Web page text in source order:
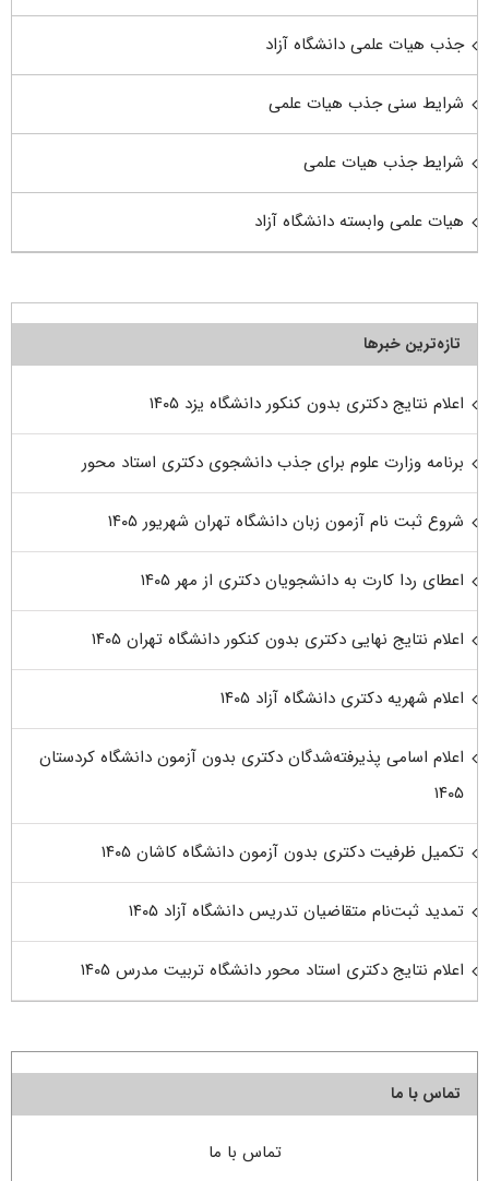
جذب هیات علمی دانشگاه آزاد
شرایط سنی جذب هیات علمی
شرایط جذب هیات علمی
هیات علمی وابسته دانشگاه آزاد
تازه‌ترین خبرها
اعلام نتایج دکتری بدون کنکور دانشگاه یزد ۱۴۰۵
برنامه وزارت علوم برای جذب دانشجوی دکتری استاد محور
شروع ثبت نام آزمون زبان دانشگاه تهران شهریور ۱۴۰۵
اعطای ردا کارت به دانشجویان دکتری از مهر ۱۴۰۵
اعلام نتایج نهایی دکتری بدون کنکور دانشگاه تهران ۱۴۰۵
اعلام شهریه دکتری دانشگاه آزاد ۱۴۰۵
اعلام اسامی پذیرفته‌شدگان دکتری بدون آزمون دانشگاه کردستان
۱۴۰۵
تکمیل ظرفیت دکتری بدون آزمون دانشگاه کاشان ۱۴۰۵
تمدید ثبت‌نام متقاضیان تدریس دانشگاه آزاد ۱۴۰۵
اعلام نتایج دکتری استاد محور دانشگاه تربیت مدرس ۱۴۰۵
تماس با ما
تماس با ما